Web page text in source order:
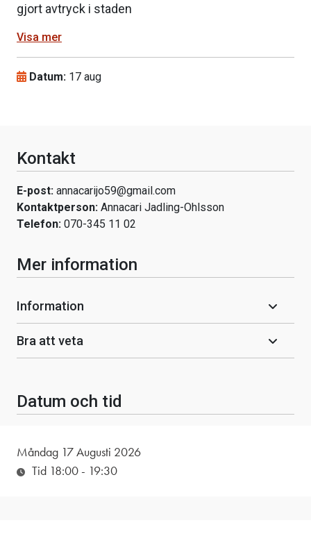
gjort avtryck i staden
Visa mer
Datum: 17 aug
Kontakt
E-post: annacarijo59@gmail.com
Kontaktperson: Annacari Jadling-Ohlsson
Telefon: 070-345 11 02
Mer information
Information
Bra att veta
Datum och tid
Måndag 17 Augusti 2026
Tid 18:00 - 19:30